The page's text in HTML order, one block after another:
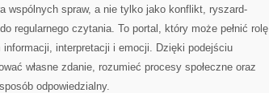
wspólnych spraw, a nie tylko jako konflikt, ryszard-
regularnego czytania. To portal, który może pełnić rolę
informacji, interpretacji i emocji. Dzięki podejściu
własne zdanie, rozumieć procesy społeczne oraz
odpowiedzialny.